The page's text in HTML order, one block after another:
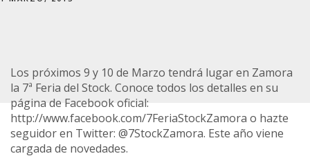
IDDIS
CONTACTO
Los próximos 9 y 10 de Marzo tendrá lugar en Zamora
la 7ª Feria del Stock. Conoce todos los detalles en su
página de Facebook oficial:
http://www.facebook.com/7FeriaStockZamora o hazte
seguidor en Twitter: @7StockZamora. Este año viene
cargada de novedades.